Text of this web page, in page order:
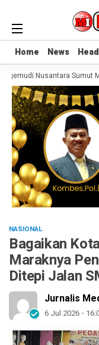
Home News
Home News
Nusantara Sumut
NASIONAL
Bagaikan
Maraknya
Ditepi Jalan
Jurnalis
6 Jul 2026 -